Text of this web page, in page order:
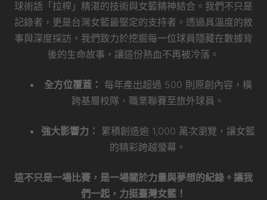
球術語「拉桿」精湛的技術與女籃精神結合。我們不只是
記錄者，更是台灣女籃最堅定的支持者。透過具溫度的敘
事與深度採訪，我們致力於挖掘每一位球員隱藏在數據背
後的生命故事，讓這份熱血不再被冷落。
全方位覆蓋： 每年產出超過 500 則原創內容，橫
跨基層校隊、職業聯賽至旅外球員。
強大影響力：
累積創造逾 1,000 萬次瀏覽，讓女籃
的精彩跨越螢幕。
這不只是一場比賽，是一場關於力量與夢想的紀錄。讓我
們一起，力挺臺灣女籃！